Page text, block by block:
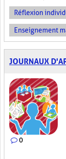
Réflexion
Enseignement
JOURNAUX
0